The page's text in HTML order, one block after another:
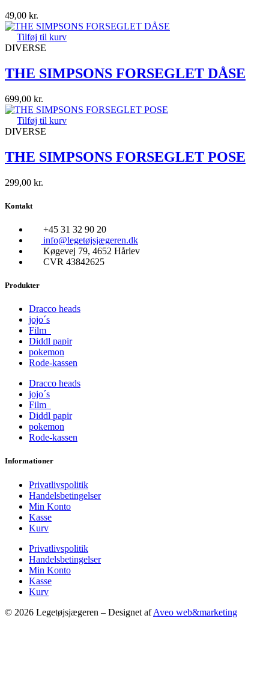
49,00 kr.
Tilføj til kurv
DIVERSE
THE SIMPSONS FORSEGLET DÅSE
699,00 kr.
Tilføj til kurv
DIVERSE
THE SIMPSONS FORSEGLET POSE
299,00 kr.
Kontakt
+45 31 32 90 20
info@legetøjsjægeren.dk
Køgevej 79, 4652 Hårlev
CVR 43842625
Produkter
Dracco heads
jojo´s
Film
Diddl papir
pokemon
Rode-kassen
Dracco heads
jojo´s
Film
Diddl papir
pokemon
Rode-kassen
Informationer
Privatlivspolitik
Handelsbetingelser
Min Konto
Kasse
Kurv
Privatlivspolitik
Handelsbetingelser
Min Konto
Kasse
Kurv
© 2026 Legetøjsjægeren – Designet afAveo web&marketing